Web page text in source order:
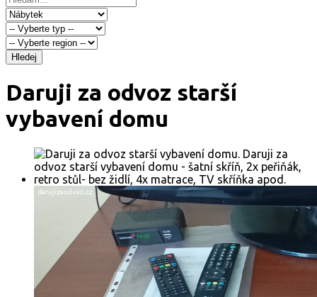
Hledej
Daruji za odvoz starší
vybavení domu